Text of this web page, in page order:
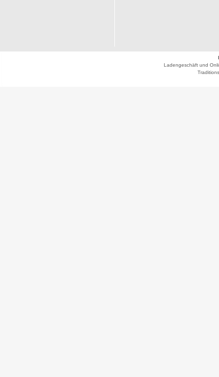
Ladengeschäft und